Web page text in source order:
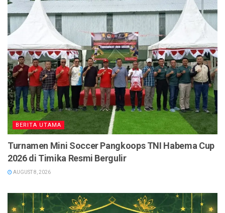
BERITA UTAMA
Turnamen Mini Soccer Pangkoops TNI Habema Cup
2026 di Timika Resmi Bergulir
AUGUST 8, 2026